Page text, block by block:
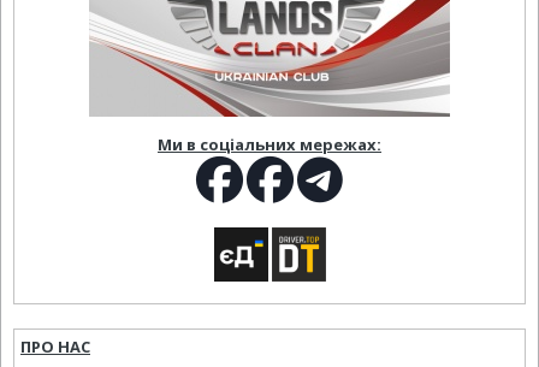
Ми в соціальних мережах:
ПРО НАС